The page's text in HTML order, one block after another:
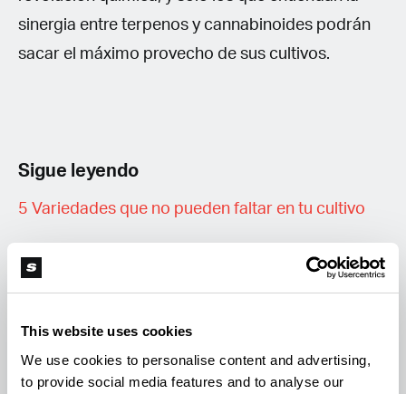
This website uses cookies
We use cookies to personalise content and advertising,
to provide social media features and to analyse our
sinergia entre terpenos y cannabinoides podrán
sacar el máximo provecho de sus cultivos.
Sigue leyendo
5 Variedades que no pueden faltar en tu cultivo
Marihuana Morada: El Encanto de las Variedades
Púrpuras
Las raíces españolas de la ola mundial de
marihuana CBD y otros nuevos cannabinoides